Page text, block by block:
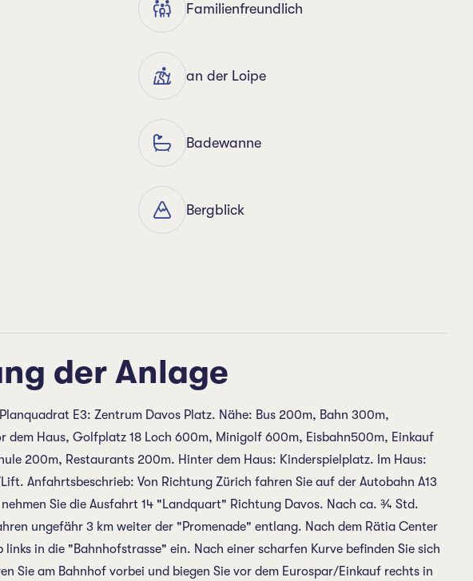
Familienfreundlich
an der Loipe
Badewanne
Bergblick
der Anlage
E3: Zentrum Davos Platz. Nähe: Bus 200m, Bahn 300m,
dem Haus, Golfplatz 18 Loch 600m, Minigolf 600m, Eisbahn500m, Einkauf
200m, Restaurants 200m. Hinter dem Haus: Kinderspielplatz. Im Haus:
Anfahrtsbeschrieb: Von Richtung Zürich fahren Sie auf der Autobahn A13
Sie die Ausfahrt 14 "Landquart" Richtung Davos. Nach ca. ¾ Std.
ungefähr 3 km weiter der "Promenade" entlang. Nach dem Rätia Center
links in die "Bahnhofstrasse" ein. Nach einer scharfen Kurve befinden Sie sich
Sie am Bahnhof vorbei und biegen Sie vor dem Eurospar/Einkauf rechts in